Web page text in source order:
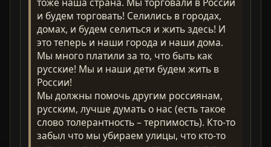
и будем торговать! Селились в городах,
домах, и будем селиться и жить здесь! И
это теперь и наши города и наши дома.
Мы много платили за то, что быть как
русские! Мы и наши дети будем жить в
России!
Мы должны помочь другим россиянам,
русским, лучше думать о нас (есть такое
слово толерантность – терпимость). Кто-то
забыл что мы убираем улицы, что кто-то